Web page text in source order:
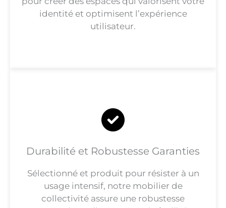
identité et optimisent l’expérience
utilisateur.
Durabilité et Robustesse Garanties
Sélectionné et produit pour résister à un
usage intensif, notre mobilier de
collectivité assure une robustesse